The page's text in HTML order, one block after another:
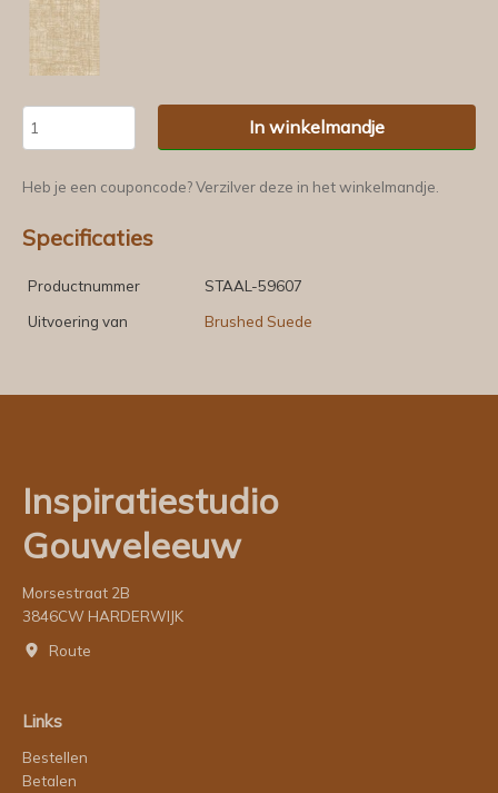
In winkelmandje
Heb je een couponcode? Verzilver deze in het winkelmandje.
Specificaties
Productnummer
STAAL-59607
Uitvoering van
Brushed Suede
Inspiratiestudio
Gouweleeuw
Morsestraat 2B
3846CW HARDERWIJK
Route
Links
Bestellen
Betalen